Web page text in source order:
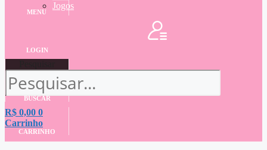
Jogos
MENU
LOGIN
BUSCAR
R$ 0,00 0
Carrinho
CARRINHO